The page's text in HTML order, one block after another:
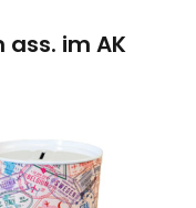
im AK